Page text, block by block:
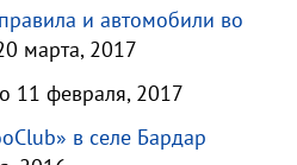
и автомобили во
марта, 2017
11 февраля, 2017
в селе Бардар